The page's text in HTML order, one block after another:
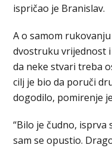
ispričao je Branislav.
A o samom
dvostruku vrijednost i
da neke stvari treba
cilj je bio da poruči
dogodilo, pomirenje
“Bilo je čudno, isprva
sam se opustio.